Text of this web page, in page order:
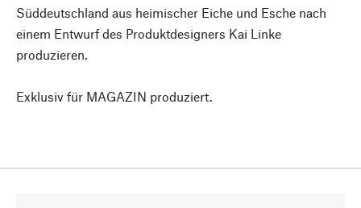
Süddeutschland aus heimischer Eiche und Esche nach
einem Entwurf des Produktdesigners Kai Linke
produzieren.
Exklusiv für MAGAZIN produziert.